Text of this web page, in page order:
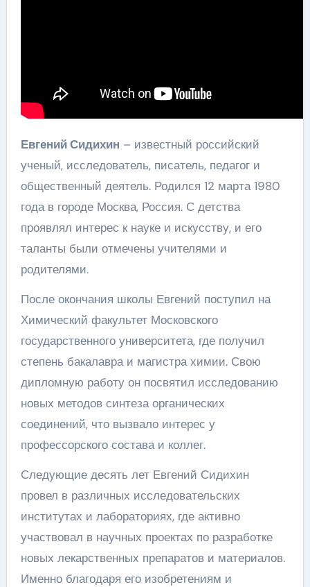
Евгений Сидихин – известный российский
ученый, исследователь, писатель, педагог и
общественный деятель. Родился 12 марта 1980
года в городе Москва, Россия. С детства
проявлял интерес к науке и искусству, и его
таланты были отмечены учителями и
родителями.
После окончания школы Евгений поступил на
Химический факультет Московского
государственного университета, где получил
степень бакалавра и магистра химии. Свою
дипломную работу он посвятил исследованию
новых методов синтеза органических
соединений, что вызвало интерес у
профессорского состава и коллег.
Следующие десять лет Евгений Сидихин
провел в различных исследовательских
институтах и лабораториях, где активно
участвовал в научных проектах по разработке
новых лекарственных препаратов и материалов.
Именно благодаря его изобретениям и